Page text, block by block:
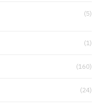
(5)
(1)
(160)
(24)